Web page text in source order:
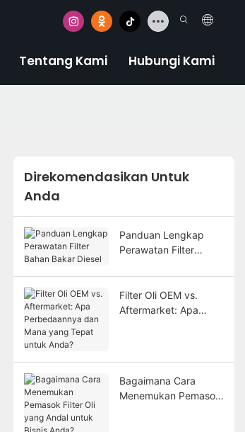
Tentang Kami Hubungi Kami
Direkomendasikan Untuk
Anda
Panduan Lengkap
Perawatan Filter
Filter Oli OEM vs.
Aftermarket: Apa
Bagaimana Cara
Menemukan Pemasok